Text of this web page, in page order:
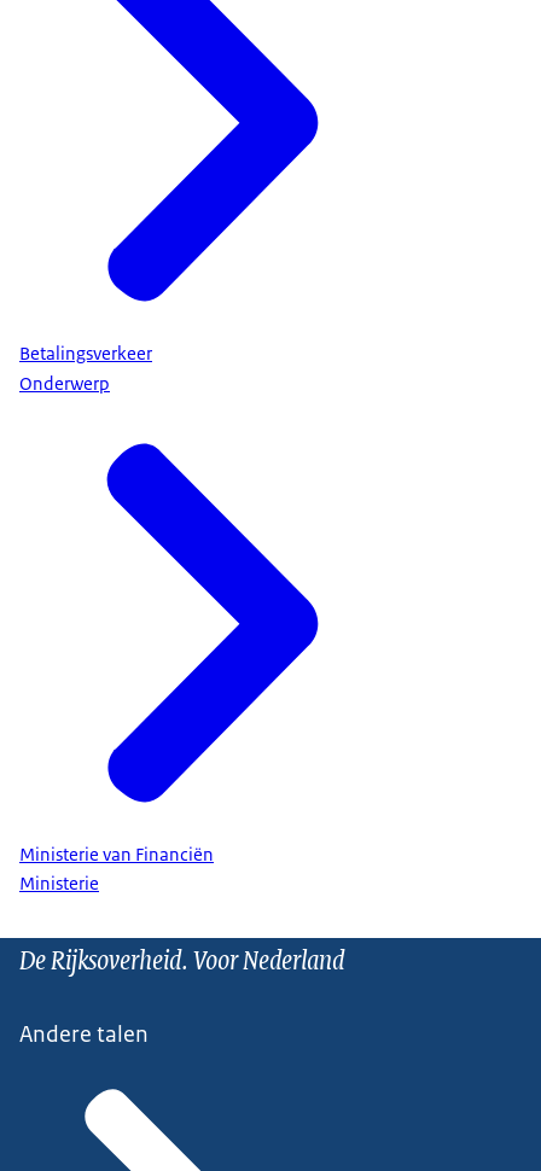
Betalingsverkeer
Onderwerp
Ministerie van Financiën
Ministerie
De Rijksoverheid. Voor Nederland
Andere talen